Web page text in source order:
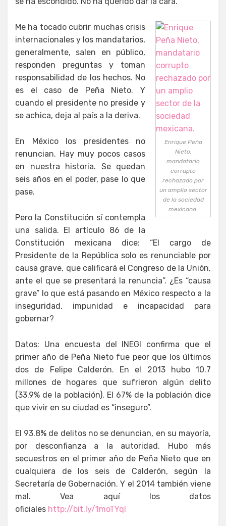
Enrique Peña
Nieto,
mandatario
corrupto
rechazado por
un amplio sector
de la sociedad
mexicana.
Me ha tocado cubrir muchas crisis
internacionales y los mandatarios,
generalmente, salen en público,
responden preguntas y toman
responsabilidad de los hechos. No
es el caso de Peña Nieto. Y
cuando el presidente no preside y
se achica, deja al país a la deriva.
En México los presidentes no
renuncian. Hay muy pocos casos
en nuestra historia. Se quedan
seis años en el poder, pase lo que
pase.
Pero la Constitución sí contempla
una salida. El artículo 86 de la
Constitución mexicana dice: “El cargo de
Presidente de la República solo es renunciable por
causa grave, que calificará el Congreso de la Unión,
ante el que se presentará la renuncia”. ¿Es “causa
grave” lo que está pasando en México respecto a la
inseguridad, impunidad e incapacidad para
gobernar?
Datos: Una encuesta del INEGI confirma que el
primer año de Peña Nieto fue peor que los últimos
dos de Felipe Calderón. En el 2013 hubo 10.7
millones de hogares que sufrieron algún delito
(33.9% de la población). El 67% de la población dice
que vivir en su ciudad es “inseguro”.
El 93.8% de delitos no se denuncian, en su mayoría,
por desconfianza a la autoridad. Hubo más
secuestros en el primer año de Peña Nieto que en
cualquiera de los seis de Calderón, según la
Secretaría de Gobernación. Y el 2014 también viene
mal. Vea aquí los datos
oficiales http://bit.ly/1moTYql